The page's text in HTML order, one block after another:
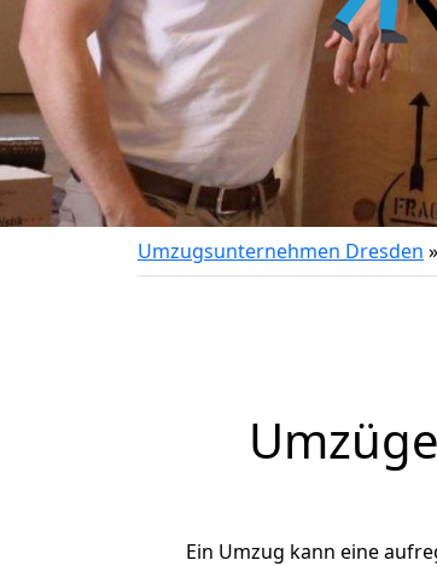
Umzugsunternehmen Dresden »
Ein Umzug kann eine